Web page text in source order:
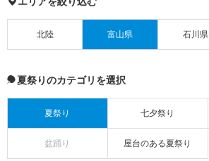
北陸 富山県 石川県
夏祭りのカテゴリを選択
夏祭り 七夕祭り
盆踊り 屋台のある夏祭り